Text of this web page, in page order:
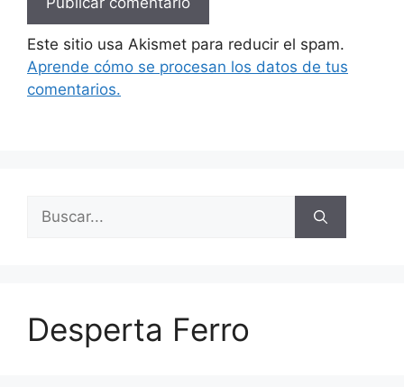
Este sitio usa Akismet para reducir el spam.
Aprende cómo se procesan los datos de tus
comentarios.
Buscar:
Desperta Ferro